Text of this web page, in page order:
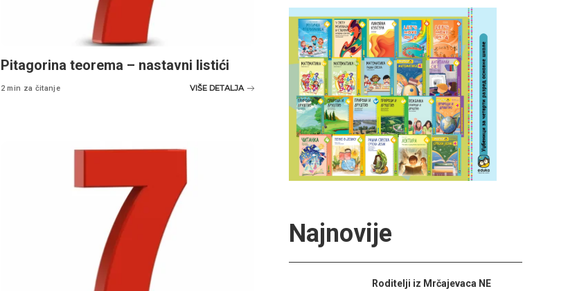
Pitagorina teorema – nastavni listići
2 min za čitanje VIŠE DETALJA
Najnovije
Roditelji iz Mrčajevaca NE